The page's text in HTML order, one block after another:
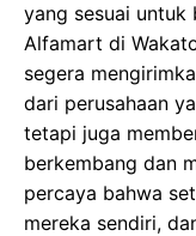
yang sesuai untuk
Alfamart di
segera
dari perusahaan
tetapi juga
berkembang dan
percaya bahwa
mereka sendiri,